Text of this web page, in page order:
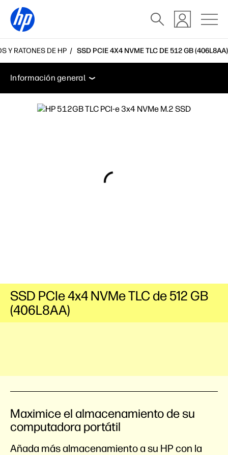
Y RATONES DE HP SSD PCIE 4X4 NVME TLC DE 512 GB (406L8AA)
Información general Especificaciones
Accesorios
Información general
Información general
SSD PCIe 4x4 NVMe TLC de 512 GB
(406L8AA)
Maximice el almacenamiento de su
computadora portátil
Añada más almacenamiento a su HP con la